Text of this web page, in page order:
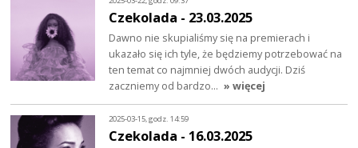
Czekolada - 23.03.2025
Dawno nie skupialiśmy się na premierach i
ukazało się ich tyle, że będziemy potrzebować na
ten temat co najmniej dwóch audycji. Dziś
zaczniemy od bardzo… » więcej
2025-03-15, godz. 14:59
Czekolada - 16.03.2025